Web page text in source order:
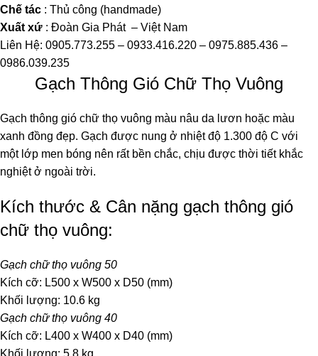
Chế tác : Thủ công (handmade)
Xuất xứ : Đoàn Gia Phát – Việt Nam
Liên Hệ: 0905.773.255 – 0933.416.220 – 0975.885.436 –
0986.039.235
Gạch Thông Gió Chữ Thọ Vuông
Gạch thông gió chữ thọ vuông màu nâu da lươn hoặc màu
xanh đồng đẹp. Gạch được nung ở nhiệt độ 1.300 độ C với
một lớp men bóng nên rất bền chắc, chịu được thời tiết khắc
nghiệt ở ngoài trời.
Kích thước & Cân nặng gạch thông gió
chữ thọ vuông:
Gạch chữ thọ vuông 50
Kích cỡ: L500 x W500 x D50 (mm)
Khối lượng: 10.6 kg
Gạch chữ thọ vuông 40
Kích cỡ: L400 x W400 x D40 (mm)
Khối lượng: 5.8 kg